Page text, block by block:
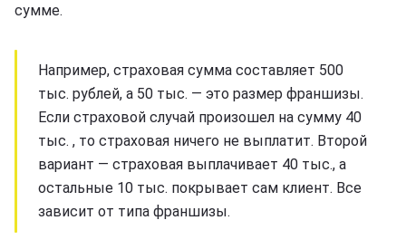
сумме.
Например, страховая сумма составляет 500
тыс. рублей, а 50 тыс. — это размер франшизы.
Если страховой случай произошел на сумму 40
тыс. , то страховая ничего не выплатит. Второй
вариант — страховая выплачивает 40 тыс., а
остальные 10 тыс. покрывает сам клиент. Все
зависит от типа франшизы.